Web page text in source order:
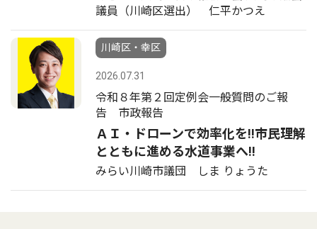
議員（川崎区選出） 仁平かつえ
川崎区・幸区
2026.07.31
令和８年第２回定例会一般質問のご報
告 市政報告
ＡＩ・ドローンで効率化を!!市民理解
とともに進める水道事業へ!!
みらい川崎市議団 しま りょうた